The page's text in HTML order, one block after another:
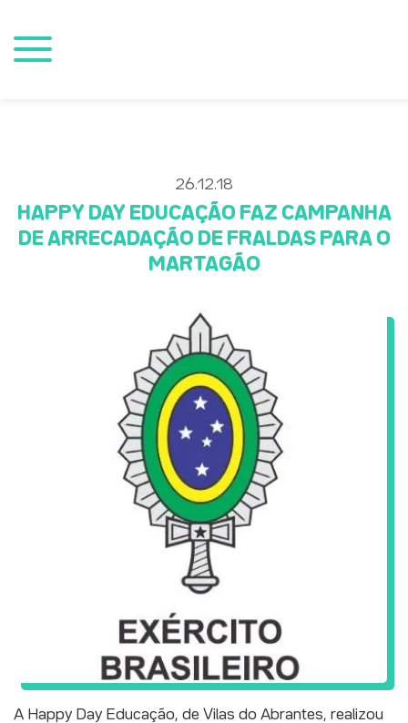
26.12.18
HAPPY DAY EDUCAÇÃO FAZ CAMPANHA
DE ARRECADAÇÃO DE FRALDAS PARA O
MARTAGÃO
A Happy Day Educação, de Vilas do Abrantes, realizou